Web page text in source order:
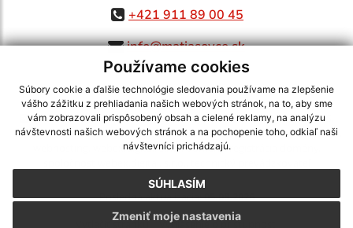
Používame cookies
Súbory cookie a ďalšie technológie sledovania používame na zlepšenie
vášho zážitku z prehliadania našich webových stránok, na to, aby sme
vám zobrazovali prispôsobený obsah a cielené reklamy, na analýzu
návštevnosti našich webových stránok a na pochopenie toho, odkiaľ naši
návštevníci prichádzajú.
SÚHLASÍM
Zmeniť moje nastavenia
+421 911 89 00 45
info@matiasovce.sk
využite možnosť získavania aktuálnych informácií s využitím RSS
CMS systém (redakčný) systém ECHELON 2,Mapa stránok,web portál
webex.digital, s.r.o.,domény,registrácia domény
Posledná aktualizácia:05.08.2026
Vytlačiť stránku|Vyhlásenie o prístupnosti